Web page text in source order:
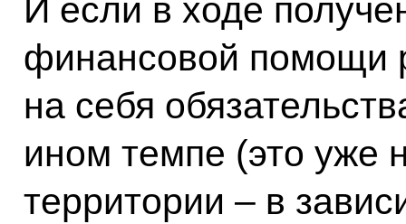
И если в ходе
финансовой помощи
на себя
ином темпе (это уже
территории – в